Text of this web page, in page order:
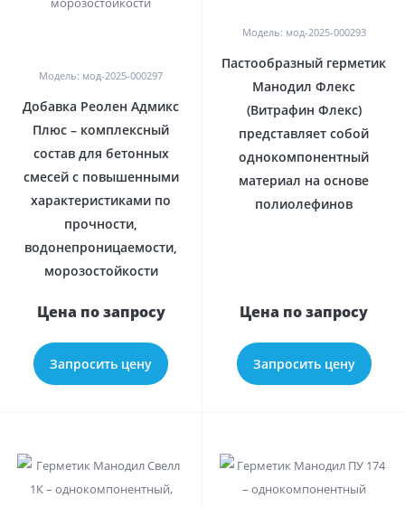
Модель: мод-2025-000297
Добавка Реолен Адмикс
Плюс – комплексный
состав для бетонных
смесей с повышенными
характеристиками по
прочности,
водонепроницаемости,
морозостойкости
Цена по запросу
Запросить цену
Модель: мод-2025-000293
Пастообразный герметик
Манодил Флекс
(Витрафин Флекс)
представляет собой
однокомпонентный
материал на основе
полиолефинов
Цена по запросу
Запросить цену